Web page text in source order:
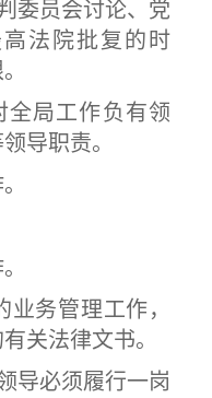
委员会讨论、党
法院批复的时
全局工作负有领
导职责。
务管理工作，
关法律文书。
导必须履行一岗